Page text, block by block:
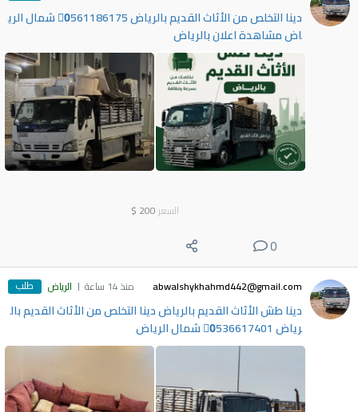
دينا التخلص من الأثاث القديم بالرياض 0َ561186175 شمال الري
اض مشاهدة اعلان بالرياض
السعر 200
$
0
abwalshykhahmd442@gmail.com منذ 14 ساعة الرياض طلب
دينا طش الأثاث القديم بالرياض دينا التخلص من الأثاث القديم بال
رياض 0َ536617401 شمال الرياض